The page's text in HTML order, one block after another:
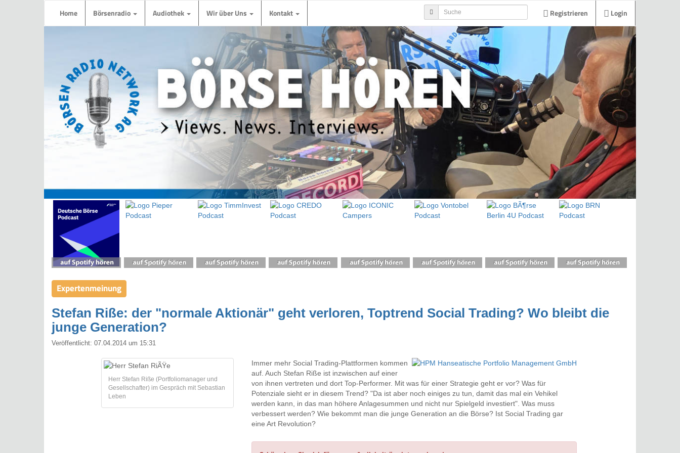
Home Börsenradio Audiothek Wir über Uns Kontakt Registrieren Login
Expertenmeinung
Stefan Riße: der "normale Aktionär" geht verloren, Toptrend Social Trading? Wo bleibt die
junge Generation?
Veröffentlicht: 07.04.2014 um 15:31
Herr Stefan Riße (Portfoliomanager und
Gesellschafter) im Gespräch mit Sebastian
Leben
Immer mehr Social Trading-Plattformen kommen
auf. Auch Stefan Riße ist inzwischen auf einer
von ihnen vertreten und dort Top-Performer. Mit was für einer Strategie geht er vor? Was für
Potenziale sieht er in diesem Trend? "Da ist aber noch einiges zu tun, damit das mal ein Vehikel
werden kann, in das man höhere Anlagesummen und nicht nur Spielgeld investiert". Was muss
verbessert werden? Wie bekommt man die junge Generation an die Börse? Ist Social Trading gar
eine Art Revolution?